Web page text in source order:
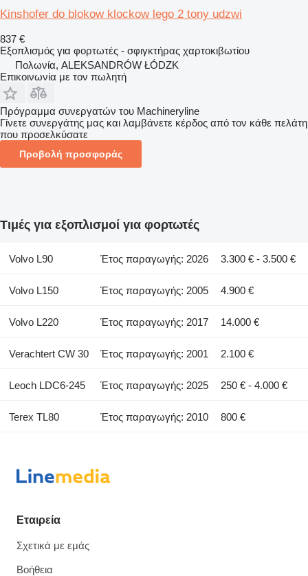
Kinshofer do blokow klockow lego 2 tony udzwi
837 €
Εξοπλισμός για φορτωτές - σφιγκτήρας χαρτοκιβωτίου
Πολωνία, ALEKSANDRÓW ŁÓDZK
Επικοινωνία με τον πωλητή
Πρόγραμμα συνεργατών του Machineryline
Γίνετε συνεργάτης μας και λαμβάνετε κέρδος από τον κάθε πελάτη
που προσελκύσατε
Προβολή προσφοράς
Τιμές για εξοπλισμοί για φορτωτές
Volvo L90 Έτος παραγωγής: 2026 3.300 € - 3.500 €
Volvo L150 Έτος παραγωγής: 2005 4.900 €
Volvo L220 Έτος παραγωγής: 2017 14.000 €
Verachtert CW 30 Έτος παραγωγής: 2001 2.100 €
Leoch LDC6-245 Έτος παραγωγής: 2025 250 € - 4.000 €
Terex TL80 Έτος παραγωγής: 2010 800 €
Εταιρεία
Σχετικά με εμάς
Βοήθεια